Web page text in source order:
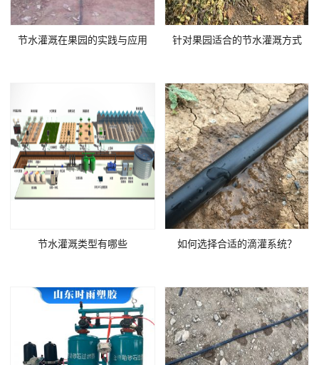
节水灌溉在果园的实践与应用 针对果园适合的节水灌溉方式
节水灌溉类型有哪些 如何选择合适的滴灌系统？